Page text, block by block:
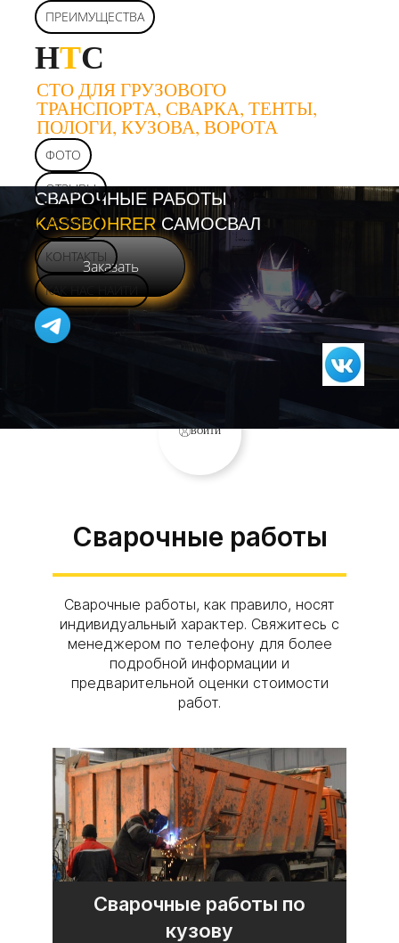
ПРЕИМУЩЕСТВА
НТС
СТО ДЛЯ ГРУЗОВОГО
ТРАНСПОРТА, СВАРКА, ТЕНТЫ,
ПОЛОГИ, КУЗОВА, ВОРОТА
ФОТО
ОТЗЫВЫ
УСЛУГИ
КОНТАКТЫ
КАК НАС НАЙТИ
ВОЙТИ
СВАРОЧНЫЕ РАБОТЫ
KASSBOHRER САМОСВАЛ
Заказать
Сварочные работы
Сварочные работы, как правило, носят
индивидуальный характер. Свяжитесь с
менеджером по телефону для более
подробной информации и
предварительной оценки стоимости
работ.
Сварочные работы по
кузову